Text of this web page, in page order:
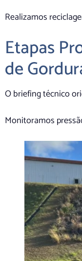
Realizamos
Etapas
de
O briefing técnico
Monitoramos